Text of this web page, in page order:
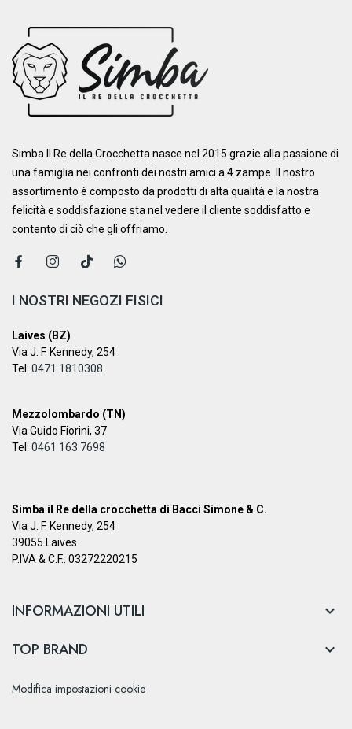
Simba Il Re della Crocchetta nasce nel 2015 grazie alla passione di
una famiglia nei confronti dei nostri amici a 4 zampe. ​Il nostro
assortimento è composto da prodotti di alta qualità e la nostra
felicità e soddisfazione sta nel vedere il cliente soddisfatto e
contento di ciò che gli offriamo.
I NOSTRI NEGOZI FISICI
Laives (BZ)
Via J. F. Kennedy, 254
Tel: 0471 1810308
Mezzolombardo (TN)
Via Guido Fiorini, 37
Tel: 0461 163 7698
Simba il Re della crocchetta di Bacci Simone & C.
Via J. F. Kennedy, 254
39055 Laives
P.IVA & C.F.: 03272220215
INFORMAZIONI UTILI 
TOP BRAND 
Modifica impostazioni cookie